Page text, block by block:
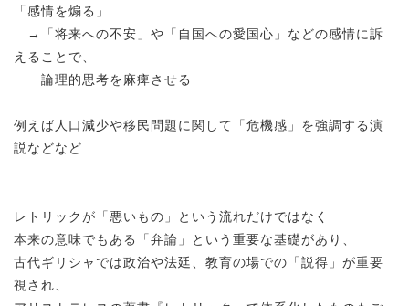
「感情を煽る」
→「将来への不安」や「自国への愛国心」などの感情に訴
えることで、
論理的思考を麻痺させる
例えば人口減少や移民問題に関して「危機感」を強調する演
説などなど
レトリックが「悪いもの」という流れだけではなく
本来の意味でもある「弁論」という重要な基礎があり、
古代ギリシャでは政治や法廷、教育の場での「説得」が重要
視され、